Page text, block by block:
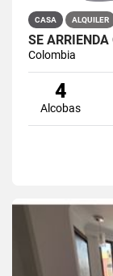
CASA ALQUILER
SE
Colombia
4
Alcobas